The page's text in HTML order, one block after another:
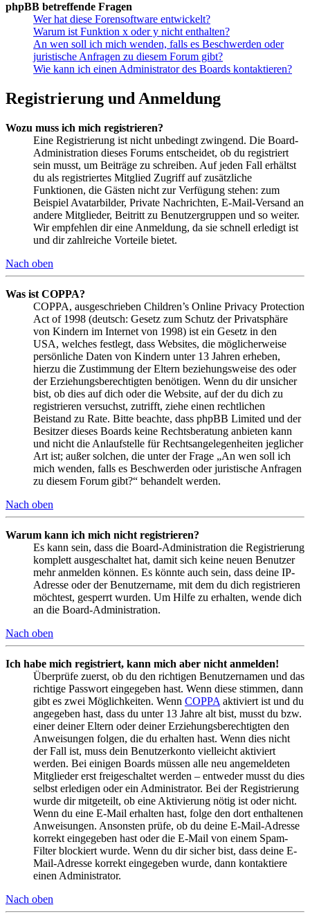
phpBB betreffende Fragen
Wer hat diese Forensoftware entwickelt?
Warum ist Funktion x oder y nicht enthalten?
An wen soll ich mich wenden, falls es Beschwerden oder
juristische Anfragen zu diesem Forum gibt?
Wie kann ich einen Administrator des Boards kontaktieren?
Registrierung und Anmeldung
Wozu muss ich mich registrieren?
Eine Registrierung ist nicht unbedingt zwingend. Die Board-
Administration dieses Forums entscheidet, ob du registriert
sein musst, um Beiträge zu schreiben. Auf jeden Fall erhältst
du als registriertes Mitglied Zugriff auf zusätzliche
Funktionen, die Gästen nicht zur Verfügung stehen: zum
Beispiel Avatarbilder, Private Nachrichten, E-Mail-Versand an
andere Mitglieder, Beitritt zu Benutzergruppen und so weiter.
Wir empfehlen dir eine Anmeldung, da sie schnell erledigt ist
und dir zahlreiche Vorteile bietet.
Nach oben
Was ist COPPA?
COPPA, ausgeschrieben Children’s Online Privacy Protection
Act of 1998 (deutsch: Gesetz zum Schutz der Privatsphäre
von Kindern im Internet von 1998) ist ein Gesetz in den
USA, welches festlegt, dass Websites, die möglicherweise
persönliche Daten von Kindern unter 13 Jahren erheben,
hierzu die Zustimmung der Eltern beziehungsweise des oder
der Erziehungsberechtigten benötigen. Wenn du dir unsicher
bist, ob dies auf dich oder die Website, auf der du dich zu
registrieren versuchst, zutrifft, ziehe einen rechtlichen
Beistand zu Rate. Bitte beachte, dass phpBB Limited und der
Besitzer dieses Boards keine Rechtsberatung anbieten kann
und nicht die Anlaufstelle für Rechtsangelegenheiten jeglicher
Art ist; außer solchen, die unter der Frage „An wen soll ich
mich wenden, falls es Beschwerden oder juristische Anfragen
zu diesem Forum gibt?“ behandelt werden.
Nach oben
Warum kann ich mich nicht registrieren?
Es kann sein, dass die Board-Administration die Registrierung
komplett ausgeschaltet hat, damit sich keine neuen Benutzer
mehr anmelden können. Es könnte auch sein, dass deine IP-
Adresse oder der Benutzername, mit dem du dich registrieren
möchtest, gesperrt wurden. Um Hilfe zu erhalten, wende dich
an die Board-Administration.
Nach oben
Ich habe mich registriert, kann mich aber nicht anmelden!
Überprüfe zuerst, ob du den richtigen Benutzernamen und das
richtige Passwort eingegeben hast. Wenn diese stimmen, dann
gibt es zwei Möglichkeiten. Wenn COPPA aktiviert ist und du
angegeben hast, dass du unter 13 Jahre alt bist, musst du bzw.
einer deiner Eltern oder deiner Erziehungsberechtigten den
Anweisungen folgen, die du erhalten hast. Wenn dies nicht
der Fall ist, muss dein Benutzerkonto vielleicht aktiviert
werden. Bei einigen Boards müssen alle neu angemeldeten
Mitglieder erst freigeschaltet werden – entweder musst du dies
selbst erledigen oder ein Administrator. Bei der Registrierung
wurde dir mitgeteilt, ob eine Aktivierung nötig ist oder nicht.
Wenn du eine E-Mail erhalten hast, folge den dort enthaltenen
Anweisungen. Ansonsten prüfe, ob du deine E-Mail-Adresse
korrekt eingegeben hast oder die E-Mail von einem Spam-
Filter blockiert wurde. Wenn du dir sicher bist, dass deine E-
Mail-Adresse korrekt eingegeben wurde, dann kontaktiere
einen Administrator.
Nach oben